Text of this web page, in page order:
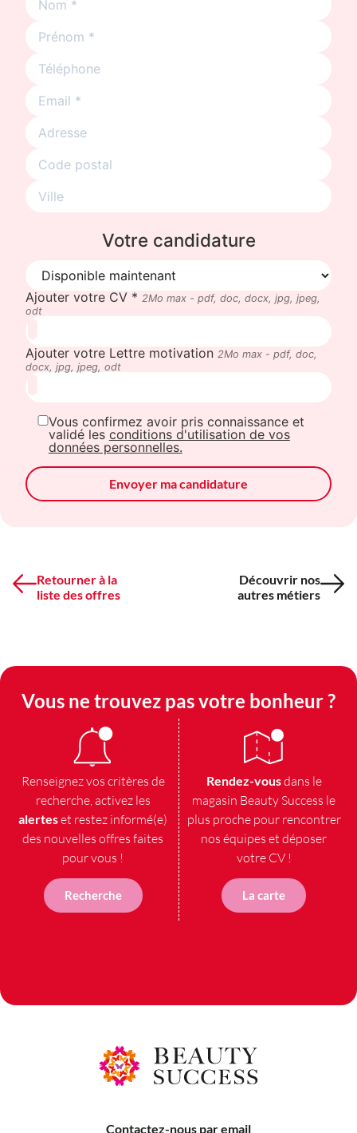
Votre candidature
Ajouter votre CV * 2Mo max - pdf, doc, docx, jpg, jpeg,
odt
Ajouter votre Lettre motivation 2Mo max - pdf, doc,
docx, jpg, jpeg, odt
Vous confirmez avoir pris connaissance et
validé les conditions d'utilisation de vos
données personnelles.
Envoyer ma candidature
Retourner à la
liste des offres
Découvrir nos
autres métiers
Vous ne trouvez pas votre bonheur ?
Renseignez vos critères de
recherche, activez les
alerteset restez informé(e)
des nouvelles offres faites
pour vous !
Recherche
Rendez-vousdans le
magasin Beauty Success le
plus proche pour rencontrer
nos équipes et déposer
votre CV !
La carte
Contactez-nous par email